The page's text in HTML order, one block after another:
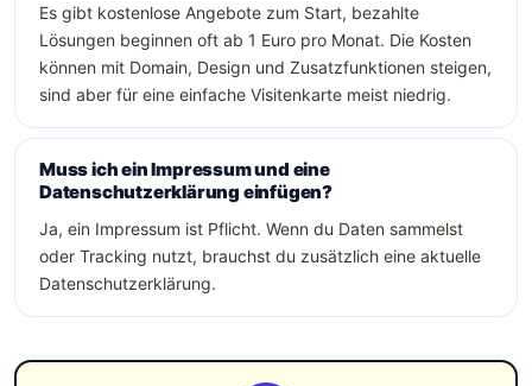
Es gibt kostenlose Angebote zum Start, bezahlte
Lösungen beginnen oft ab 1 Euro pro Monat. Die Kosten
können mit Domain, Design und Zusatzfunktionen steigen,
sind aber für eine einfache Visitenkarte meist niedrig.
Muss ich ein Impressum und eine
Datenschutzerklärung einfügen?
Ja, ein Impressum ist Pflicht. Wenn du Daten sammelst
oder Tracking nutzt, brauchst du zusätzlich eine aktuelle
Datenschutzerklärung.